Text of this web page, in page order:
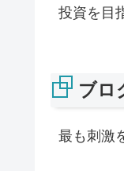
投資を目
ブロ
最も刺激